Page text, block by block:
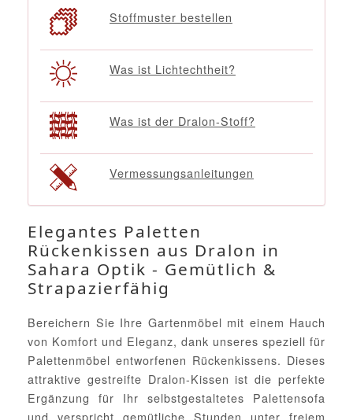
Stoffmuster bestellen
Was ist Lichtechtheit?
Was ist der Dralon-Stoff?
Vermessungsanleitungen
Elegantes Paletten
Rückenkissen aus Dralon in
Sahara Optik - Gemütlich &
Strapazierfähig
Bereichern Sie Ihre Gartenmöbel mit einem Hauch
von Komfort und Eleganz, dank unseres speziell für
Palettenmöbel entworfenen Rückenkissens. Dieses
attraktive gestreifte Dralon-Kissen ist die perfekte
Ergänzung für Ihr selbstgestaltetes Palettensofa